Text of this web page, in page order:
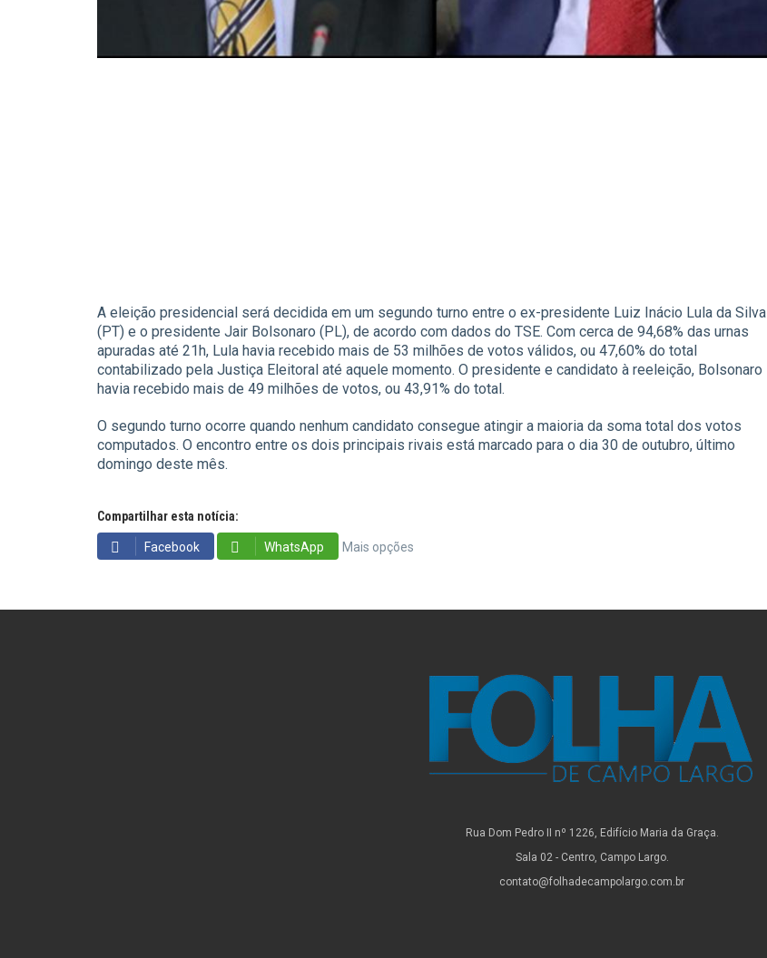
A eleição presidencial será decidida em um segundo turno entre o ex-presidente Luiz Inácio Lula da Silva
(PT) e o presidente Jair Bolsonaro (PL), de acordo com dados do TSE. Com cerca de 94,68% das urnas
apuradas até 21h, Lula havia recebido mais de 53 milhões de votos válidos, ou 47,60% do total
contabilizado pela Justiça Eleitoral até aquele momento. O presidente e candidato à reeleição, Bolsonaro
havia recebido mais de 49 milhões de votos, ou 43,91% do total.
O segundo turno ocorre quando nenhum candidato consegue atingir a maioria da soma total dos votos
computados. O encontro entre os dois principais rivais está marcado para o dia 30 de outubro, último
domingo deste mês.
Compartilhar esta notícia:
Facebook WhatsApp Mais opções
Rua Dom Pedro II nº 1226, Edifício Maria da Graça.
Sala 02 - Centro, Campo Largo.
contato@folhadecampolargo.com.br